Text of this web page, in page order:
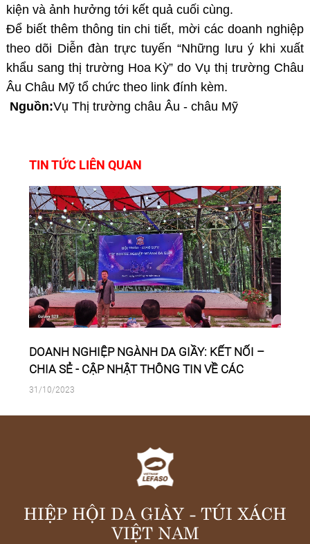
kiện và ảnh hưởng tới kết quả cuối cùng.
Để biết thêm thông tin chi tiết, mời các doanh nghiệp
theo dõi Diễn đàn trực tuyến “Những lưu ý khi xuất
khẩu sang thị trường Hoa Kỳ” do Vụ thị trường Châu
Âu Châu Mỹ tổ chức theo link đính kèm.
Nguồn:Vụ Thị trường châu Âu - châu Mỹ
TIN TỨC LIÊN QUAN
DOANH NGHIỆP NGÀNH DA GIẦY: KẾT NỐI –
CHIA SẺ - CẬP NHẬT THÔNG TIN VỀ CÁC
CHÍNH SÁCH TRONG VÀ NGOÀI NƯỚC NHẰM
31/10/2023
HIỆP HỘI DA GIÀY - TÚI XÁCH
VIỆT NAM